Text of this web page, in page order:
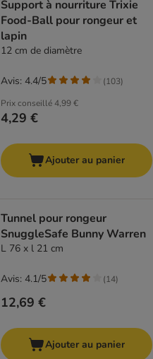
Support à nourriture Trixie
Food-Ball pour rongeur et
lapin
12 cm de diamètre
Prix conseillé4,99 €
4,29 €
Avis: 4.4/5 (103)
Ajouter au panier
Tunnel pour rongeur
SnuggleSafe Bunny Warren
L 76 x l 21 cm
12,69 €
Avis: 4.1/5 (14)
Ajouter au panier